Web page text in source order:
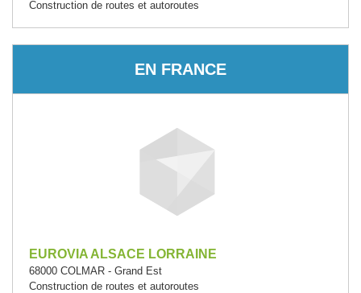
Construction de routes et autoroutes
EN FRANCE
EUROVIA ALSACE LORRAINE
68000 COLMAR - Grand Est
Construction de routes et autoroutes